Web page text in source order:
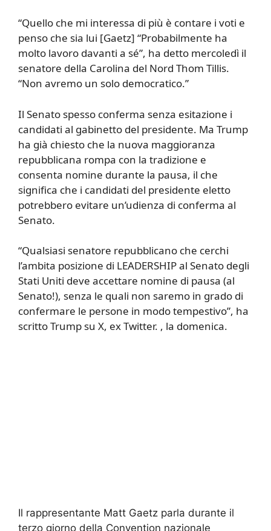
“Quello che mi interessa di più è contare i voti e
penso che sia lui [Gaetz] “Probabilmente ha
molto lavoro davanti a sé”, ha detto mercoledì il
senatore della Carolina del Nord Thom Tillis.
“Non avremo un solo democratico.”
Il Senato spesso conferma senza esitazione i
candidati al gabinetto del presidente. Ma Trump
ha già chiesto che la nuova maggioranza
repubblicana rompa con la tradizione e
consenta nomine durante la pausa, il che
significa che i candidati del presidente eletto
potrebbero evitare un’udienza di conferma al
Senato.
“Qualsiasi senatore repubblicano che cerchi
l’ambita posizione di LEADERSHIP al Senato degli
Stati Uniti deve accettare nomine di pausa (al
Senato!), senza le quali non saremo in grado di
confermare le persone in modo tempestivo”, ha
scritto Trump su X, ex Twitter. , la domenica.
Il rappresentante Matt Gaetz parla durante il
terzo giorno della Convention nazionale